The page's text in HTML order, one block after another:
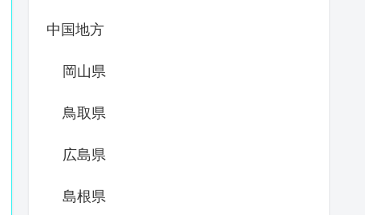
中国地方
岡山県
鳥取県
広島県
島根県